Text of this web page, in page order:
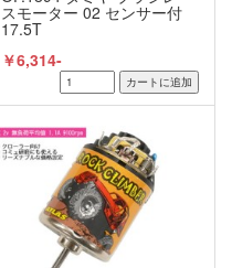
スモーター 02 センサー付
17.5T
￥6,314-